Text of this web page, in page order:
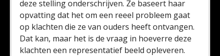
deze stelling onderschrijven. Ze baseert haar
opvatting dat het om een reeel probleem gaat
op klachten die ze van ouders heeft ontvangen.
Dat kan, maar het is de vraag in hoeverre deze
klachten een representatief beeld opleveren.